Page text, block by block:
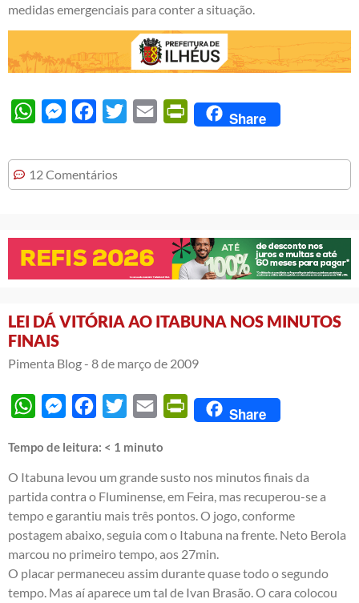
medidas emergenciais para conter a situação.
WhatsAppMessengerFacebook
Twitter Email PrintFriendly
Share
12 Comentários
LEI DÁ VITÓRIA AO ITABUNA NOS MINUTOS
FINAIS
Pimenta Blog - 8 de março de 2009
WhatsAppMessengerFacebook
Twitter Email PrintFriendly
Share
Tempo de leitura: < 1 minuto
O Itabuna levou um grande susto nos minutos finais da
partida contra o Fluminense, em Feira, mas recuperou-se a
tempo e garantiu mais três pontos. O jogo, conforme
postagem abaixo, seguia com o Itabuna na frente. Neto Berola
marcou no primeiro tempo, aos 27min.
O placar permaneceu assim durante quase todo o segundo
tempo. Mas aí aparece um tal de Ivan Brasão. O cara colocou